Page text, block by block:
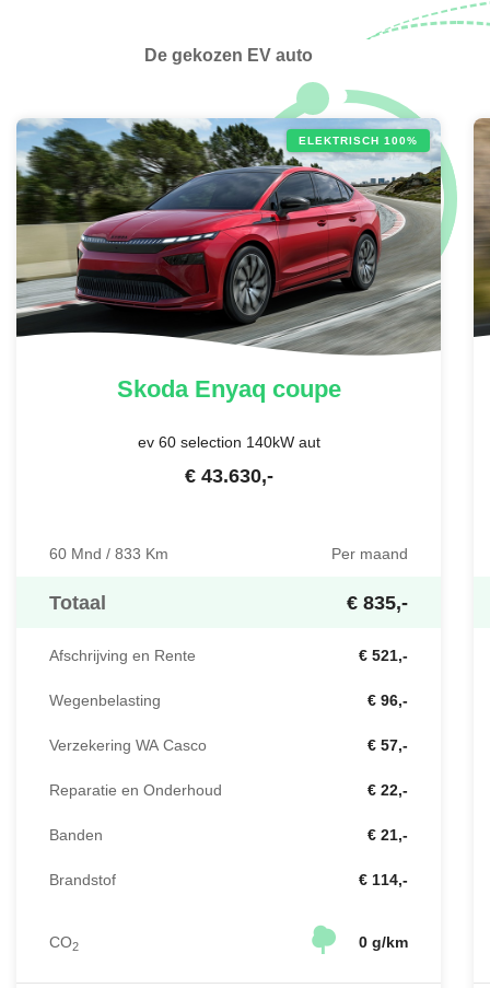
De gekozen EV auto
ELEKTRISCH 100%
SkodaEnyaq coupe
ev 60 selection 140kW aut
€ 43.630,-
60 Mnd / 833 Km Per maand
Totaal € 835,-
Afschrijving en Rente € 521,-
Wegenbelasting € 96,-
Verzekering WA Casco € 57,-
Reparatie en Onderhoud € 22,-
Banden € 21,-
Brandstof € 114,-
CO2 0 g/km